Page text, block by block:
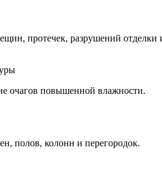
протечек, разрушений отделки
очагов повышенной влажности.
полов, колонн и перегородок.